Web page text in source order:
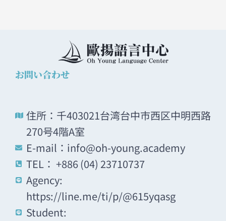
お問い合わせ
住所：千403021台湾台中市西区中明西路
270号4階A室
E-mail：info@oh-young.academy
TEL： +886 (04) 23710737
Agency:
https://line.me/ti/p/@615yqasg
Student: